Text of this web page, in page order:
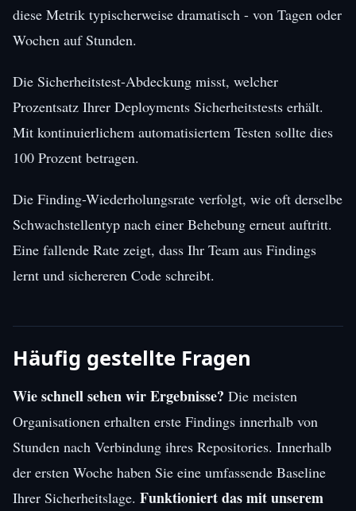
diese Metrik typischerweise dramatisch - von Tagen oder
Wochen auf Stunden.
Die Sicherheitstest-Abdeckung misst, welcher
Prozentsatz Ihrer Deployments Sicherheitstests erhält.
Mit kontinuierlichem automatisiertem Testen sollte dies
100 Prozent betragen.
Die Finding-Wiederholungsrate verfolgt, wie oft derselbe
Schwachstellentyp nach einer Behebung erneut auftritt.
Eine fallende Rate zeigt, dass Ihr Team aus Findings
lernt und sichereren Code schreibt.
Häufig gestellte Fragen
Wie schnell sehen wir Ergebnisse? Die meisten
Organisationen erhalten erste Findings innerhalb von
Stunden nach Verbindung ihres Repositories. Innerhalb
der ersten Woche haben Sie eine umfassende Baseline
Ihrer Sicherheitslage. Funktioniert das mit unserem